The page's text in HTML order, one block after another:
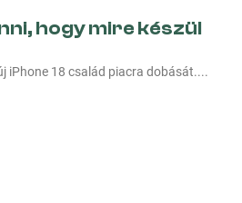
hogy mire készül
iPhone 18 család piacra dobását.